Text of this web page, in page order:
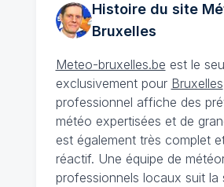
Histoire du site
Bruxelles
Meteo-bruxelles.be est le
exclusivement pour Bruxelles
professionnel affiche des
météo expertisées et de
est également très complet
réactif. Une équipe de
professionnels locaux suit la